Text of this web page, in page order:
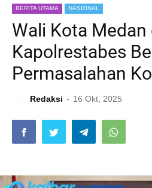
BERITA UTAMA NASIONAL
Wali Kota Medan
Kapolrestabes
Permasalahan
Redaksi 16 Okt, 2025